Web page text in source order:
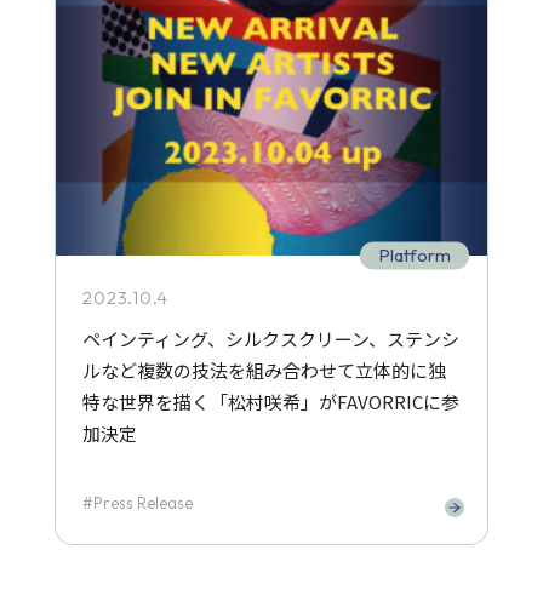
Platform
2023.10.4
ペインティング、シルクスクリーン、ステンシ
ルなど複数の技法を組み合わせて立体的に独
特な世界を描く「松村咲希」がFAVORRICに参
加決定
Press Release